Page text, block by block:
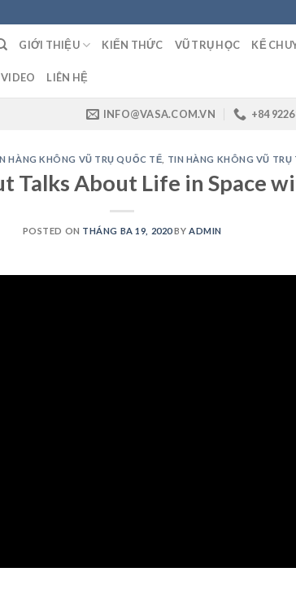
GIỚI THIỆU KIẾN THỨC VŨ TRỤ HỌC KỂ
VIDEO LIÊN HỆ
INFO@VASA.COM.VN +84
HÀNG KHÔNG VŨ TRỤ QUỐC TẾ TIN HÀNG KHÔNG VŨ TRỤ
Talks About Life in Space
POSTED ON THÁNG BA 19, 2020BY ADMIN